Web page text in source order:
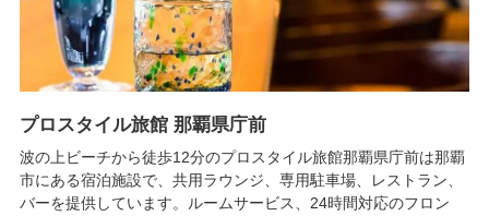
プロスタイル旅館 那覇県庁前
波の上ビーチから徒歩12分のプロスタイル旅館那覇県庁前は那覇
市にある宿泊施設で、共用ラウンジ、専用駐車場、レストラン、
バーを提供しています。ルームサービス、24時間対応のフロン